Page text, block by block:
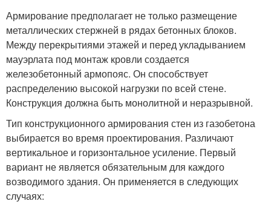
Армирование предполагает не только размещение
металлических стержней в рядах бетонных блоков.
Между перекрытиями этажей и перед укладыванием
мауэрлата под монтаж кровли создается
железобетонный армопояс. Он способствует
распределению высокой нагрузки по всей стене.
Конструкция должна быть монолитной и неразрывной.
Тип конструкционного армирования стен из газобетона
выбирается во время проектирования. Различают
вертикальное и горизонтальное усиление. Первый
вариант не является обязательным для каждого
возводимого здания. Он применяется в следующих
случаях: